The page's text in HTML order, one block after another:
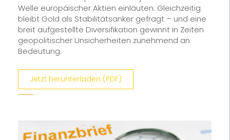
Welle europäischer Aktien einläuten. Gleichzeitig
bleibt Gold als Stabilitätsanker gefragt – und eine
breit aufgestellte Diversifikation gewinnt in Zeiten
geopolitischer Unsicherheiten zunehmend an
Bedeutung.
Jetzt herunterladen (PDF)